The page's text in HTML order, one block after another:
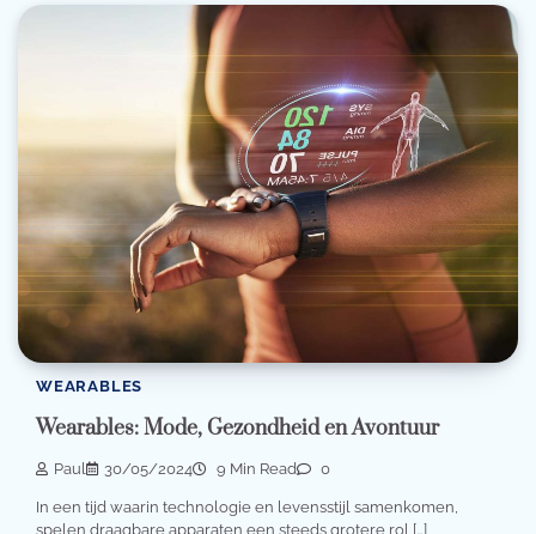
WEARABLES
Wearables: Mode, Gezondheid en Avontuur
Paul 30/05/2024 9 Min Read 0
In een tijd waarin technologie en levensstijl samenkomen,
spelen draagbare apparaten een steeds grotere rol […]